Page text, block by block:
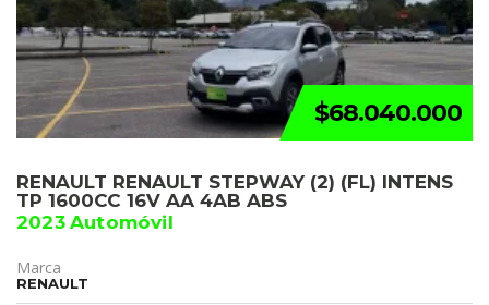
$68.040.000
RENAULT RENAULT STEPWAY (2) (FL) INTENS
TP 1600CC 16V AA 4AB ABS
2023 Automóvil
Marca
RENAULT